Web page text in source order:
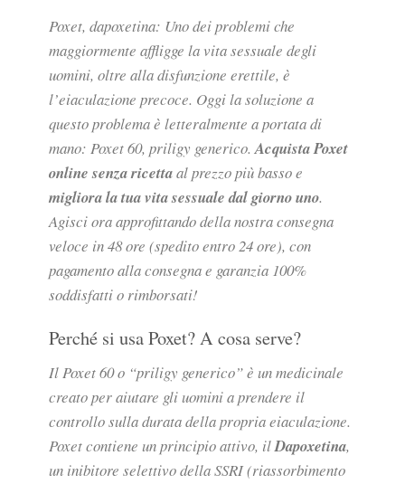
Poxet, dapoxetina: Uno dei problemi che
maggiormente affligge la vita sessuale degli
uomini, oltre alla disfunzione erettile, è
l’eiaculazione precoce. Oggi la soluzione a
questo problema è letteralmente a portata di
mano: Poxet 60, priligy generico.Acquista Poxet
online senza ricettaal prezzo più basso e
migliora la tua vita sessuale dal giorno uno.
Agisci ora approfittando della nostra consegna
veloce in 48 ore (spedito entro 24 ore), con
pagamento alla consegna e garanzia 100%
soddisfatti o rimborsati!
Perché si usa Poxet? A cosa serve?
Il Poxet 60 o “priligy generico” è un medicinale
creato per aiutare gli uomini a prendere il
controllo sulla durata della propria eiaculazione.
Poxet contiene un principio attivo, ilDapoxetina,
un inibitore selettivo della SSRI (riassorbimento